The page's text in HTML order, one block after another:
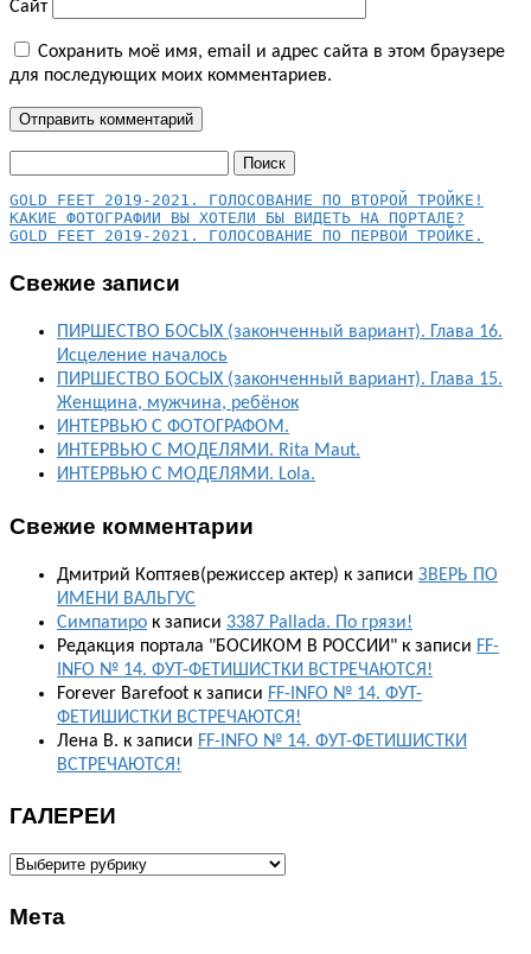
Сайт
Сохранить моё имя, email и адрес сайта в этом браузере
для последующих моих комментариев.
КАКИЕ ФОТОГРАФИИ ВЫ ХОТЕЛИ БЫ ВИДЕТЬ НА ПОРТАЛЕ?
GOLD FEET 2019-2021. ГОЛОСОВАНИЕ ПО ПЕРВОЙ ТРОЙКЕ.
Свежие записи
ПИРШЕСТВО БОСЫХ (законченный вариант). Глава 16.
Исцеление началось
ПИРШЕСТВО БОСЫХ (законченный вариант). Глава 15.
Женщина, мужчина, ребёнок
ИНТЕРВЬЮ С ФОТОГРАФОМ.
ИНТЕРВЬЮ С МОДЕЛЯМИ. Rita Maut.
ИНТЕРВЬЮ С МОДЕЛЯМИ. Lola.
Свежие комментарии
Дмитрий Коптяев(режиссер актер) к записи ЗВЕРЬ ПО
ИМЕНИ ВАЛЬГУС
Симпатиро к записи 3387 Pallada. По грязи!
Редакция портала "БОСИКОМ В РОССИИ" к записи FF-
INFO № 14. ФУТ-ФЕТИШИСТКИ ВСТРЕЧАЮТСЯ!
Forever Barefoot к записи FF-INFO № 14. ФУТ-
ФЕТИШИСТКИ ВСТРЕЧАЮТСЯ!
Лена В. к записи FF-INFO № 14. ФУТ-ФЕТИШИСТКИ
ВСТРЕЧАЮТСЯ!
ГАЛЕРЕИ
ГАЛЕРЕИ
Мета